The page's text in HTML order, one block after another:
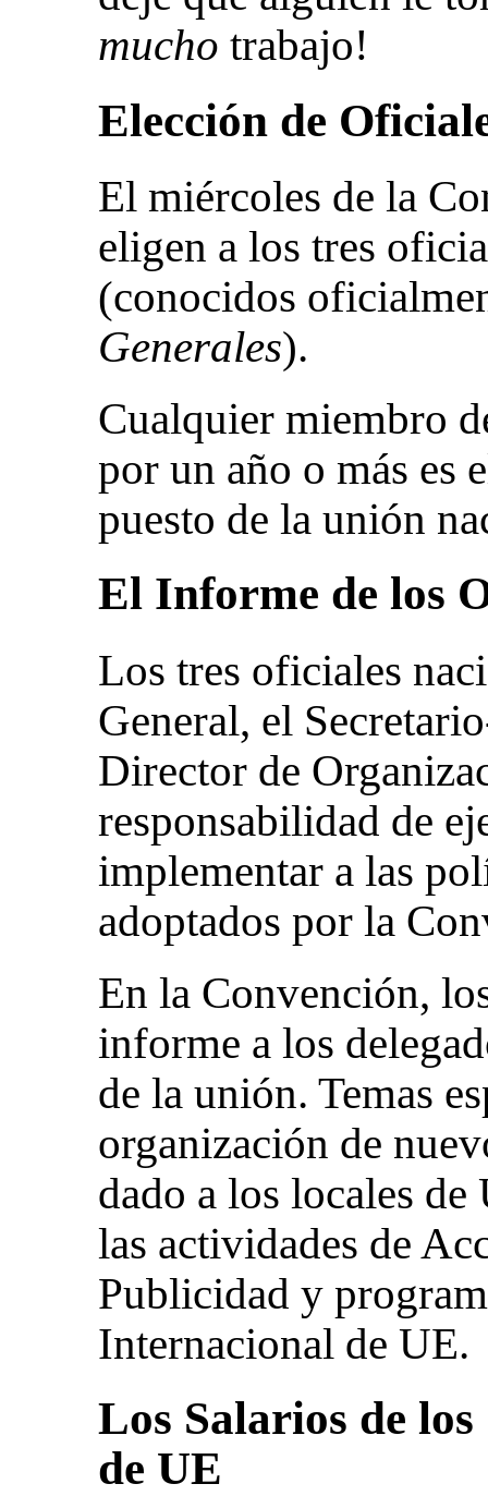
mucho trabajo!
Elección de
El miércoles de la
eligen a los tres
(conocidos
Generales).
Cualquier miembro
por un año o más es
puesto de la unión
El Informe de los
Los tres oficiales
General, el
Director de
responsabilidad de
implementar a las
adoptados por la
En la Convención,
informe a los
de la unión. Temas
organización de
dado a los locales
las actividades de
Publicidad y
Internacional de UE.
Los Salarios de
de UE